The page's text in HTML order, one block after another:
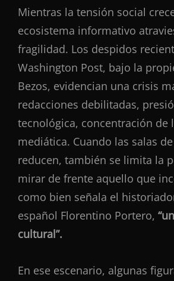
Mientras la tensión social
ecosistema informativo
fragilidad. Los despidos
Washington Post, bajo la
Bezos, evidencian una crisis
redacciones debilitadas,
tecnológica, concentración de
mediática. Cuando las salas
reducen, también se limita la
mirar de frente aquello que
como bien señala el
español Florentino Portero,
cultural”.
En ese escenario, algunas